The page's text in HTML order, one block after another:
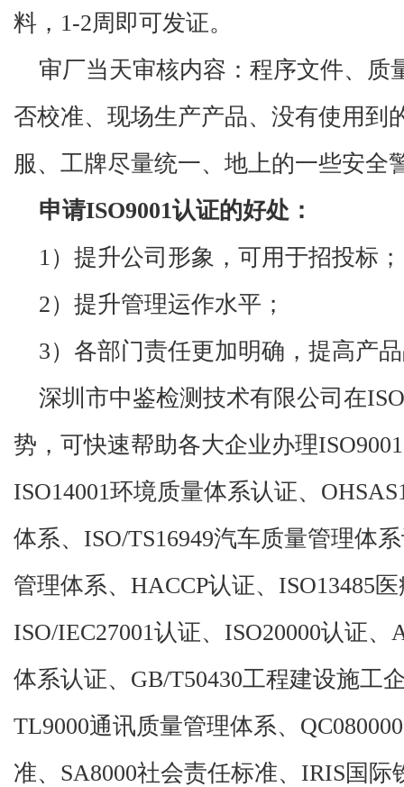
料，1-2周即可发证。
审厂当天审核内容：程序文件、质
否校准、现场生产产品、没有使用到
服、工牌尽量统一、地上的一些安全
申请ISO9001认证的好处：
1）提升公司形象，可用于招投标；
2）提升管理运作水平；
3）各部门责任更加明确，提高产
深圳市中鉴检测技术有限公司 在
势，可快速帮助各大企业办理
ISO14001环境质量体系认证、
体系、ISO/TS16949汽车质量管理体
管理体系、HACCP认证、ISO13485
ISO/IEC27001认证、ISO20000认证
体系认证、GB/T50430工程建设施工
TL9000通讯质量管理体系、
准、SA8000社会责任标准、IRIS国际